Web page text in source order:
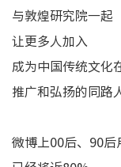
与敦煌研究院一起
让更多人加入
成为中国传统文化
推广和弘扬的同路
微博上00后、90后